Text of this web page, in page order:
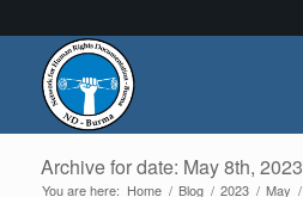
Archive for date: May 8th, 2023
You are here: Home / Blog / 2023 / May /